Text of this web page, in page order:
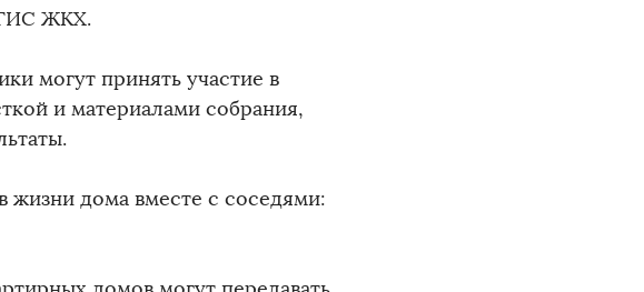
ГИС ЖКХ.
могут принять участие в
и материалами собрания,
жизни дома вместе с соседями: